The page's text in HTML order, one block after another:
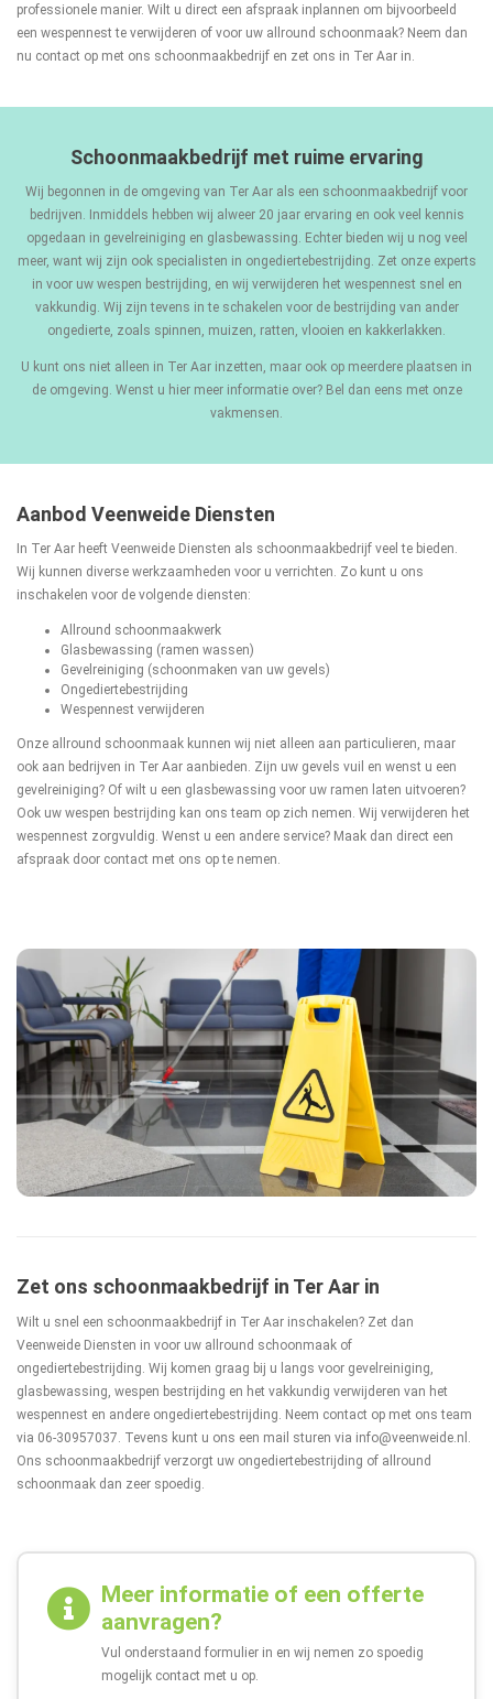
professionele manier. Wilt u direct een afspraak inplannen om bijvoorbeeld
een wespennest te verwijderen of voor uw allround schoonmaak? Neem dan
nu contact op met ons schoonmaakbedrijf en zet ons in Ter Aar in.
Schoonmaakbedrijf met ruime ervaring
Wij begonnen in de omgeving van Ter Aar als een schoonmaakbedrijf voor
bedrijven. Inmiddels hebben wij alweer 20 jaar ervaring en ook veel kennis
opgedaan in gevelreiniging en glasbewassing. Echter bieden wij u nog veel
meer, want wij zijn ook specialisten in ongediertebestrijding. Zet onze experts
in voor uw wespen bestrijding, en wij verwijderen het wespennest snel en
vakkundig. Wij zijn tevens in te schakelen voor de bestrijding van ander
ongedierte, zoals spinnen, muizen, ratten, vlooien en kakkerlakken.
U kunt ons niet alleen in Ter Aar inzetten, maar ook op meerdere plaatsen in
de omgeving. Wenst u hier meer informatie over? Bel dan eens met onze
vakmensen.
Aanbod Veenweide Diensten
In Ter Aar heeft Veenweide Diensten als schoonmaakbedrijf veel te bieden.
Wij kunnen diverse werkzaamheden voor u verrichten. Zo kunt u ons
inschakelen voor de volgende diensten:
Allround schoonmaakwerk
Glasbewassing (ramen wassen)
Gevelreiniging (schoonmaken van uw gevels)
Ongediertebestrijding
Wespennest verwijderen
Onze allround schoonmaak kunnen wij niet alleen aan particulieren, maar
ook aan bedrijven in Ter Aar aanbieden. Zijn uw gevels vuil en wenst u een
gevelreiniging? Of wilt u een glasbewassing voor uw ramen laten uitvoeren?
Ook uw wespen bestrijding kan ons team op zich nemen. Wij verwijderen het
wespennest zorgvuldig. Wenst u een andere service? Maak dan direct een
afspraak door contact met ons op te nemen.
Zet ons schoonmaakbedrijf in Ter Aar in
Wilt u snel een schoonmaakbedrijf in Ter Aar inschakelen? Zet dan
Veenweide Diensten in voor uw allround schoonmaak of
ongediertebestrijding. Wij komen graag bij u langs voor gevelreiniging,
glasbewassing, wespen bestrijding en het vakkundig verwijderen van het
wespennest en andere ongediertebestrijding. Neem contact op met ons team
via 06-30957037 . Tevens kunt u ons een mail sturen via info@veenweide.nl
Ons schoonmaakbedrijf verzorgt uw ongediertebestrijding of allround
schoonmaak dan zeer spoedig.
Meer informatie of een offerte
aanvragen?
Vul onderstaand formulier in en wij nemen zo spoedig
mogelijk contact met u op.